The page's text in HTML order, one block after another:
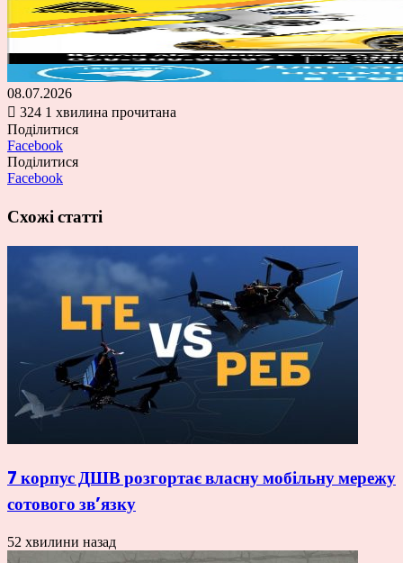
08.07.2026
324 1 хвилина прочитана
Поділитися
Facebook
Поділитися
Facebook
Схожі статті
7 корпус ДШВ розгортає власну мобільну мережу
сотового зв’язку
52 хвилини назад